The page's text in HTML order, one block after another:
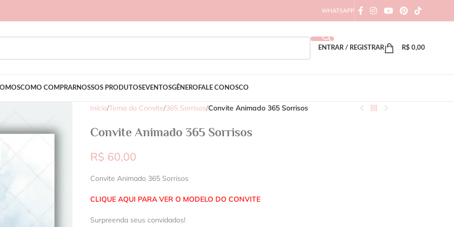
WHATSAPP
ENTRAR / REGISTRAR R$ 0,00
COMO COMPRARNOSSOS PRODUTOSEVENTOSGÊNERO FALE CONOSCO
Início/Tema do Convite/365 Sorrisos/Convite Animado 365 Sorrisos
Convite Animado 365 Sorrisos
R$ 60,00
Convite Animado 365 Sorrisos
CLIQUE AQUI PARA VER O MODELO DO CONVITE
Surpreenda seus convidados!